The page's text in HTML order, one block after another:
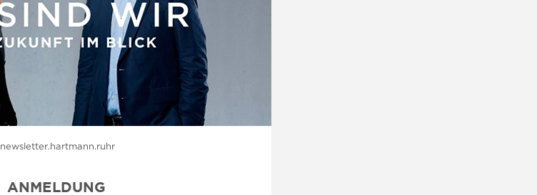
newsletter.hartmann.ruhr